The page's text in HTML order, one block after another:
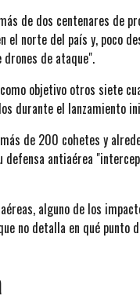
de dos centenares de
norte del país y, poco
drones de ataque".
objetivo otros siete
durante el lanzamiento
de 200 cohetes y
defensa antiaérea
alguno de los
no detalla en qué